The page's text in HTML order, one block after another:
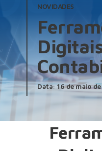
NOVIDADES
Data: 16 de maio